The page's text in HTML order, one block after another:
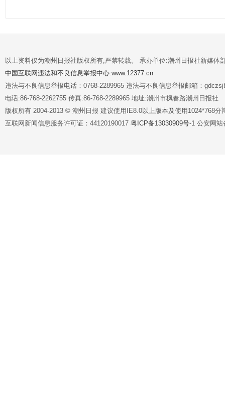
以上资料仅为潮州日报社版权所有,严禁转载。 承办单位:潮州日报社新媒体
中国互联网违法和不良信息举报中心:www.12377.cn
违法与不良信息举报电话：0768-2289965 违法与不良信息举报邮箱：
电话:86-768-2262755 传真:86-768-2289965 地址:潮州市枫春路潮州日报社
版权所有 2004-2013 © 潮州日报 建议使用IE8.0以上版本及使用1024*768分
互联网新闻信息服务许可证：44120190017 粤ICP备13030909号-1 公安网站